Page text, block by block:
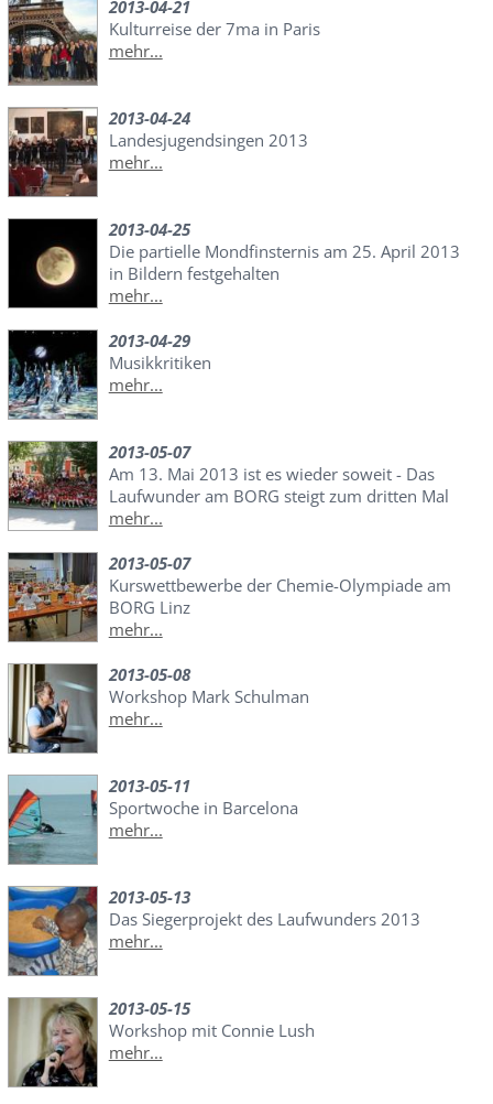
2013-04-21
Kulturreise der 7ma in Paris
mehr...
2013-04-24
Landesjugendsingen 2013
mehr...
2013-04-25
Die partielle Mondfinsternis am 25. April 2013
in Bildern festgehalten
mehr...
2013-04-29
Musikkritiken
mehr...
2013-05-07
Am 13. Mai 2013 ist es wieder soweit - Das
Laufwunder am BORG steigt zum dritten Mal
mehr...
2013-05-07
Kurswettbewerbe der Chemie-Olympiade am
BORG Linz
mehr...
2013-05-08
Workshop Mark Schulman
mehr...
2013-05-11
Sportwoche in Barcelona
mehr...
2013-05-13
Das Siegerprojekt des Laufwunders 2013
mehr...
2013-05-15
Workshop mit Connie Lush
mehr...